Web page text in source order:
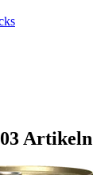
Artikeln